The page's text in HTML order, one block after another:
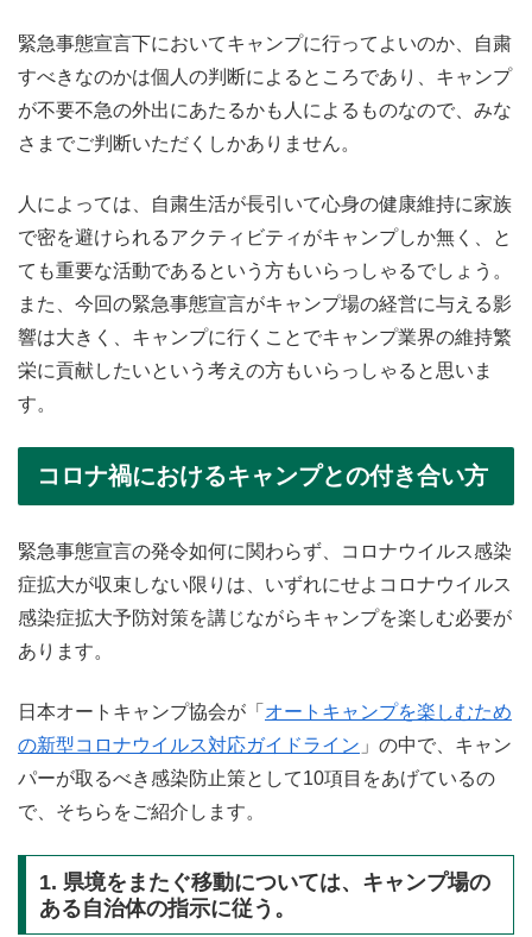
緊急事態宣言下においてキャンプに行ってよいのか、自粛
すべきなのかは個人の判断によるところであり、キャンプ
が不要不急の外出にあたるかも人によるものなので、みな
さまでご判断いただくしかありません。
人によっては、自粛生活が長引いて心身の健康維持に家族
で密を避けられるアクティビティがキャンプしか無く、と
ても重要な活動であるという方もいらっしゃるでしょう。
また、今回の緊急事態宣言がキャンプ場の経営に与える影
響は大きく、キャンプに行くことでキャンプ業界の維持繁
栄に貢献したいという考えの方もいらっしゃると思いま
す。
コロナ禍におけるキャンプとの付き合い方
緊急事態宣言の発令如何に関わらず、コロナウイルス感染
症拡大が収束しない限りは、いずれにせよコロナウイルス
感染症拡大予防対策を講じながらキャンプを楽しむ必要が
あります。
日本オートキャンプ協会が「 オートキャンプを楽しむため
の新型コロナウイルス対応ガイドライン 」の中で、キャン
パーが取るべき感染防止策として10項目をあげているの
で、そちらをご紹介します。
1. 県境をまたぐ移動については、キャンプ場の
ある自治体の指示に従う。